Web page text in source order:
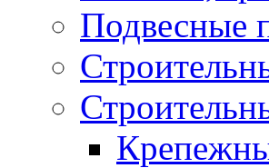
Подвесные